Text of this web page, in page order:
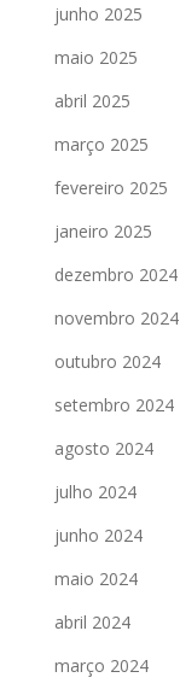
junho 2025
maio 2025
abril 2025
março 2025
fevereiro 2025
janeiro 2025
dezembro 2024
novembro 2024
outubro 2024
setembro 2024
agosto 2024
julho 2024
junho 2024
maio 2024
abril 2024
março 2024